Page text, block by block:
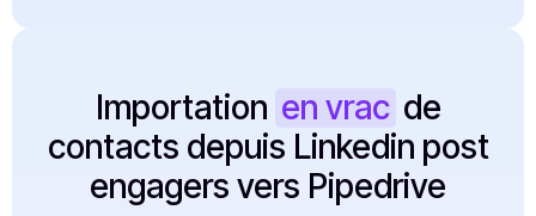
Importation en vrac de
contacts depuis Linkedin post
engagers vers Pipedrive